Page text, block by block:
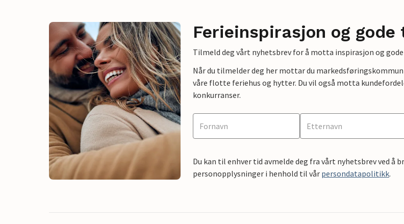
Ferieinspirasjon og gode
Tilmeld deg vårt nyhetsbrev for å motta inspirasjon og
Når du tilmelder deg her mottar du
våre flotte feriehus og hytter. Du vil også motta
konkurranser.
Du kan til enhver tid avmelde deg fra vårt nyhetsbrev ved å
personopplysninger i henhold til vår persondatapolitikk.